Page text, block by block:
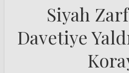
Siyah
Davetiye